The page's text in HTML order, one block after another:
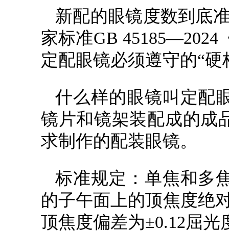
新配的眼镜度数到底
家标准GB 45185—2024
定配眼镜必须遵守的“硬
什么样的眼镜叫定配
镜片和镜架装配成的成
求制作的配装眼镜。
标准规定：单焦和多
的子午面上的顶焦度绝
顶焦度偏差为±0.12屈光